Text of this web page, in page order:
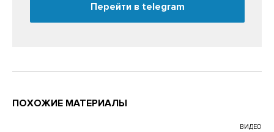
Перейти в telegram
ПОХОЖИЕ МАТЕРИАЛЫ
ВИДЕО